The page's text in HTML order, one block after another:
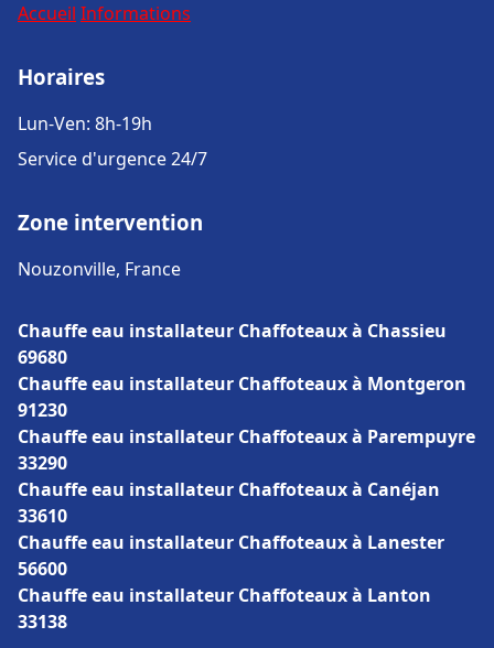
Accueil Informations
Horaires
Lun-Ven: 8h-19h
Service d'urgence 24/7
Zone intervention
Nouzonville, France
Chauffe eau installateur Chaffoteaux à Chassieu
69680
Chauffe eau installateur Chaffoteaux à Montgeron
91230
Chauffe eau installateur Chaffoteaux à Parempuyre
33290
Chauffe eau installateur Chaffoteaux à Canéjan
33610
Chauffe eau installateur Chaffoteaux à Lanester
56600
Chauffe eau installateur Chaffoteaux à Lanton
33138